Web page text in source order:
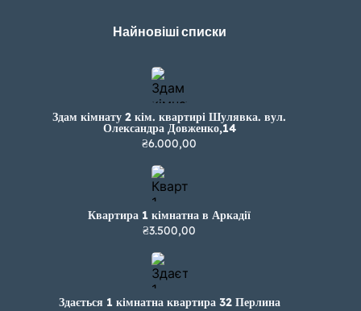
Найновіші списки
Здам кімнату 2 кім. квартирі Шулявка. вул.
Олександра Довженко,14
₴6.000,00
Квартира 1 кімнатна в Аркадії
₴3.500,00
Здається 1 кімнатна квартира 32 Перлина